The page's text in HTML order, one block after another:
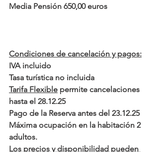
Media Pensión 650,00 euros
Condiciones de cancelación y pagos:
IVA incluido
Tasa turística no incluida
Tarifa Flexible permite cancelaciones
hasta el 28.12.25
Pago de la Reserva antes del 23.12.25
Máxima ocupación en la habitación 2
adultos.
Los precios y disponibilidad pueden